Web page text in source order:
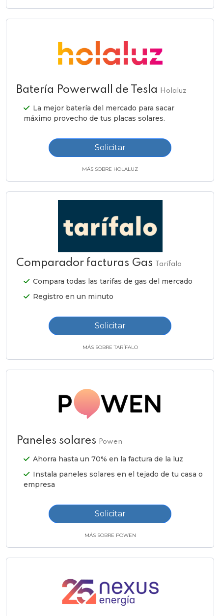
Batería Powerwall de Tesla Holaluz
La mejor batería del mercado para sacar
máximo provecho de tus placas solares.
Solicitar
MÁS SOBRE HOLALUZ
Comparador facturas Gas Tarífalo
Compara todas las tarifas de gas del mercado
Registro en un minuto
Solicitar
MÁS SOBRE TARÍFALO
Paneles solares Powen
Ahorra hasta un 70% en la factura de la luz
Instala paneles solares en el tejado de tu casa o
empresa
Solicitar
MÁS SOBRE POWEN